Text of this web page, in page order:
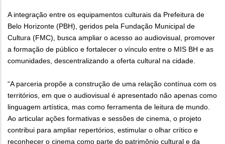
A integração entre os equipamentos culturais da Prefeitura de
Belo Horizonte (PBH), geridos pela Fundação Municipal de
Cultura (FMC), busca ampliar o acesso ao audiovisual, promover
a formação de público e fortalecer o vínculo entre o MIS BH e as
comunidades, descentralizando a oferta cultural na cidade.
“A parceria propõe a construção de uma relação contínua com os
territórios, em que o audiovisual é apresentado não apenas como
linguagem artística, mas como ferramenta de leitura de mundo.
Ao articular ações formativas e sessões de cinema, o projeto
contribui para ampliar repertórios, estimular o olhar crítico e
reconhecer o cinema como parte do patrimônio cultural e da